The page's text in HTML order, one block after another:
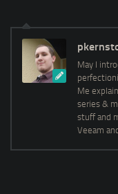
May I
Me
series &
stuff and
Veeam